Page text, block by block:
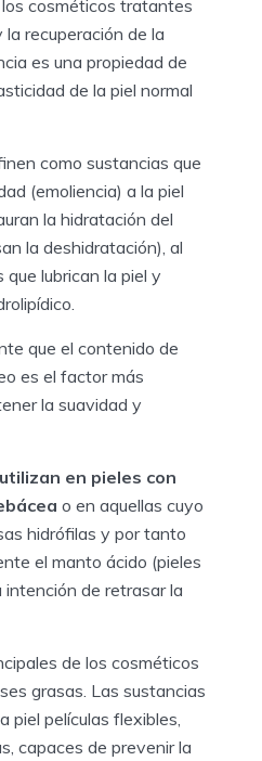
cosméticos tratantes
recuperación de la
es una propiedad de
de la piel normal
como sustancias que
(emoliencia) a la piel
la hidratación del
la deshidratación), al
lubrican la piel y
que el contenido de
es el factor más
la suavidad y
en pieles con
o en aquellas cuyo
hidrófilas y por tanto
el manto ácido (pieles
de retrasar la
de los cosméticos
grasas. Las sustancias
piel películas flexibles,
capaces de prevenir la